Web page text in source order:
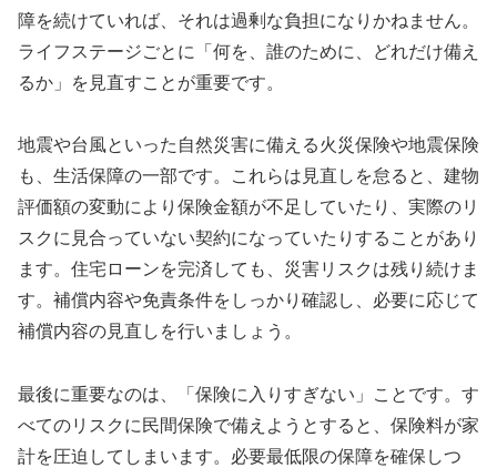
障を続けていれば、それは過剰な負担になりかねません。
ライフステージごとに「何を、誰のために、どれだけ備え
るか」を見直すことが重要です。
地震や台風といった自然災害に備える火災保険や地震保険
も、生活保障の一部です。これらは見直しを怠ると、建物
評価額の変動により保険金額が不足していたり、実際のリ
スクに見合っていない契約になっていたりすることがあり
ます。住宅ローンを完済しても、災害リスクは残り続けま
す。補償内容や免責条件をしっかり確認し、必要に応じて
補償内容の見直しを行いましょう。
最後に重要なのは、「保険に入りすぎない」ことです。す
べてのリスクに民間保険で備えようとすると、保険料が家
計を圧迫してしまいます。必要最低限の保障を確保しつ